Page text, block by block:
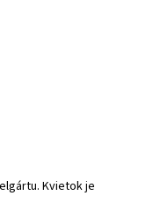
Kvietok je